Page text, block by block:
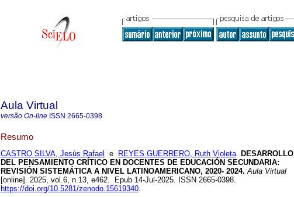
Aula Virtual
versão On-line ISSN 2665-0398
Resumo
CASTRO SILVA, Jesús Rafael e REYES GUERRERO, Ruth Violeta. DESARROLLO
DEL PENSAMIENTO CRÍTICO EN DOCENTES DE EDUCACIÓN SECUNDARIA:
REVISIÓN SISTEMÁTICA A NIVEL LATINOAMERICANO, 2020- 2024. Aula Virtual
[online]. 2025, vol.6, n.13, e462. Epub 14-Jul-2025. ISSN 2665-0398.
https://doi.org/10.5281/zenodo.15619340.